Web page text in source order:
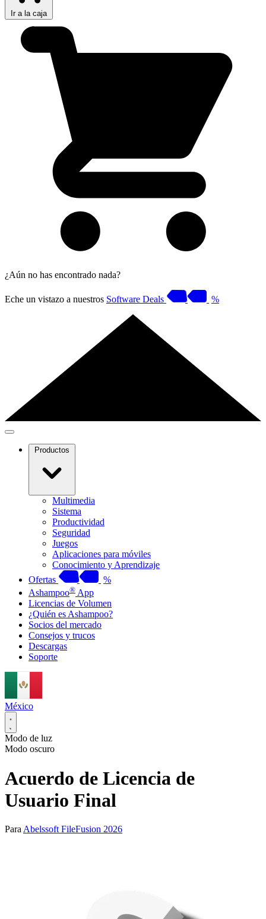
Ir a la caja
¿Aún no has encontrado nada?
Eche un vistazo a nuestros Software Deals %
Productos
Multimedia
Sistema
Productividad
Seguridad
Juegos
Aplicaciones para móviles
Conocimiento y Aprendizaje
Ofertas
%
Ashampoo® App
Licencias de Volumen
¿Quién es Ashampoo?
Socios del mercado
Consejos y trucos
Descargas
Soporte
México
Modo de luz
Modo oscuro
Acuerdo de Licencia de
Usuario Final
Para Abelssoft FileFusion 2026